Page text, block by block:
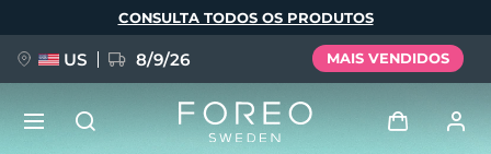
principal
CONSULTA TODOS OS PRODUTOS
US 8/9/26 MAIS VENDIDOS